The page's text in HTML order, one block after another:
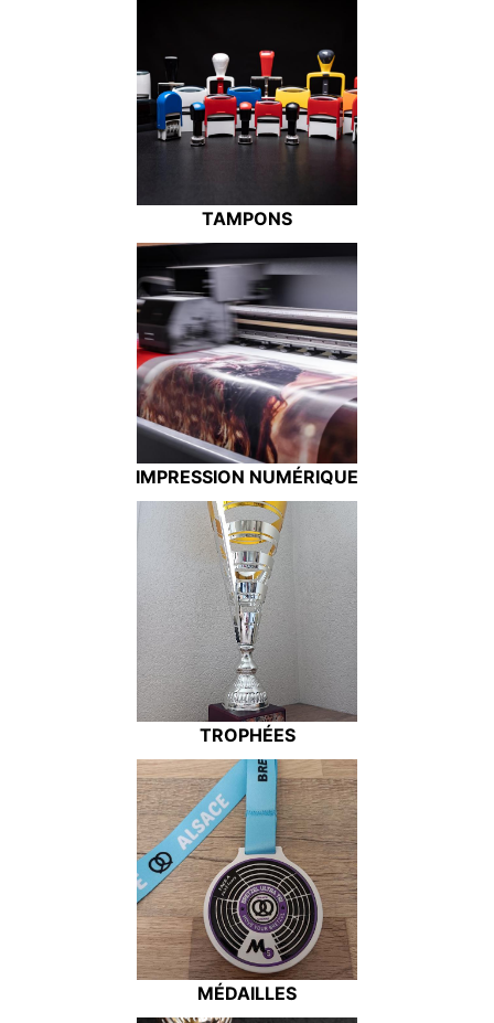
TAMPONS
IMPRESSION NUMÉRIQUE
TROPHÉES
MÉDAILLES